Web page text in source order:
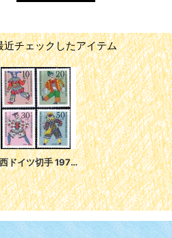
近チェックしたアイテム
西ドイツ切手 1970年 社会福祉 道化のあやつり人形 4種